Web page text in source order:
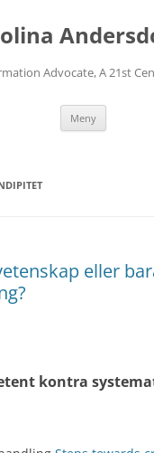
Advocate, A 21st
Meny Hoppa
innehåll
eller
kontra